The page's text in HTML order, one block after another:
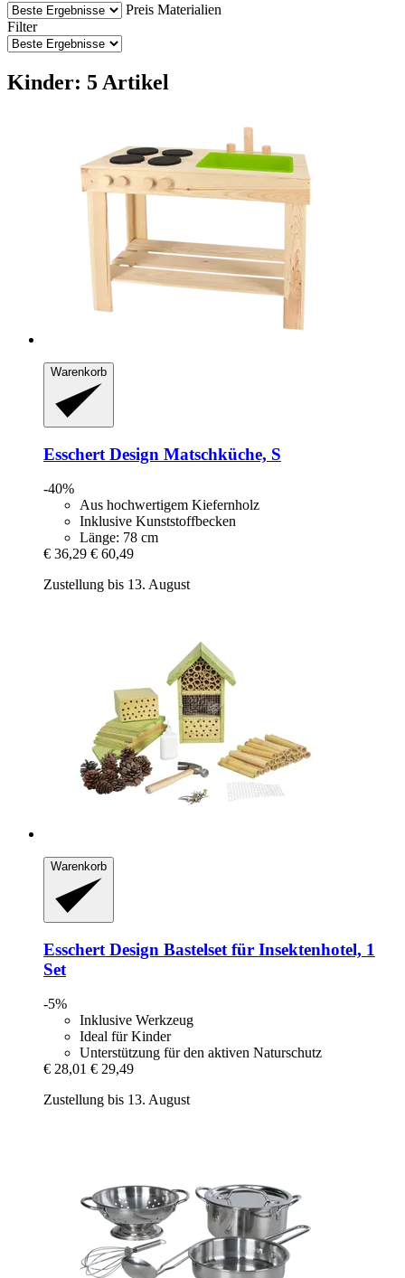
Preis Materialien
Filter
Kinder: 5 Artikel
Warenkorb
Esschert Design Matschküche, S
-40%
Aus hochwertigem Kiefernholz
Inklusive Kunststoffbecken
Länge: 78 cm
€ 36,29 € 60,49
Zustellung bis 13. August
Warenkorb
Esschert Design Bastelset für Insektenhotel, 1
Set
-5%
Inklusive Werkzeug
Ideal für Kinder
Unterstützung für den aktiven Naturschutz
€ 28,01 € 29,49
Zustellung bis 13. August